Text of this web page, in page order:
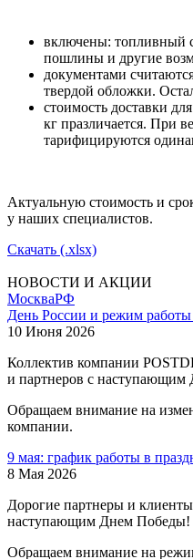
включены: топливный
пошлины и другие
документами
твердой обложки.
стоимость доставки
кг празличается. При
тарифицируются
Актуальную стоимость и
у наших специалистов.
Скачать (.xlsx)
НОВОСТИ И АКЦИИ
МоскваРФ
День России и режим работы
10 Июня 2026
Коллектив компании
и партнеров с наступающим
Обращаем внимание на
компании.
9 мая: график работы в
8 Мая 2026
Дорогие партнеры и
наступающим Днем Победы!
Обращаем внимание на